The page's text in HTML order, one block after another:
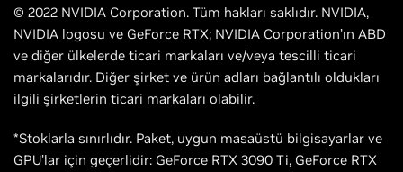
© 2022 NVIDIA Corporation. Tüm hakları saklıdır. NVIDIA,
NVIDIA logosu ve GeForce RTX; NVIDIA Corporation’ın ABD
ve diğer ülkelerde ticari markaları ve/veya tescilli ticari
markalarıdır. Diğer şirket ve ürün adları bağlantılı oldukları
ilgili şirketlerin ticari markaları olabilir.
*Stoklarla sınırlıdır. Paket, uygun masaüstü bilgisayarlar ve
GPU’lar için geçerlidir: GeForce RTX 3090 Ti, GeForce RTX